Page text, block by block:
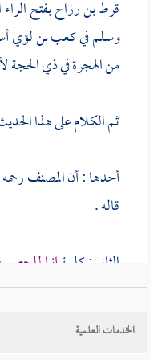
قرط بن رزاح بفتح
وسلم فيكعب بن لؤي
من الهجرة في ذي الحجة
ثم الكلام على هذا
أحدها : أنالمصنف
قاله .
الثاني : كلمةإنما للحصر
النسيئة} وعورض بدليل
الخدمات العلمية